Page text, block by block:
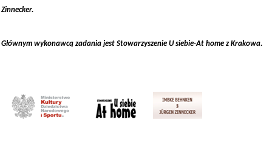
Zinnecker.
Głównym wykonawcą zadania jest Stowarzyszenie U siebie-At home z Krakowa.